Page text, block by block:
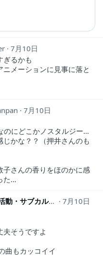
7月10日
ぎるかも
メーションに見事に落と
7月10日
のにどこかノスタルジー…
かな？？（押井さんのも
子さんの香りをほのかに感
た…
GomaFreedom@音楽活動・サブカルブログ
7月10日
そうですよ
曲もカッコイイ